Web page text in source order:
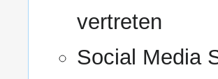
vertreten
Social Media